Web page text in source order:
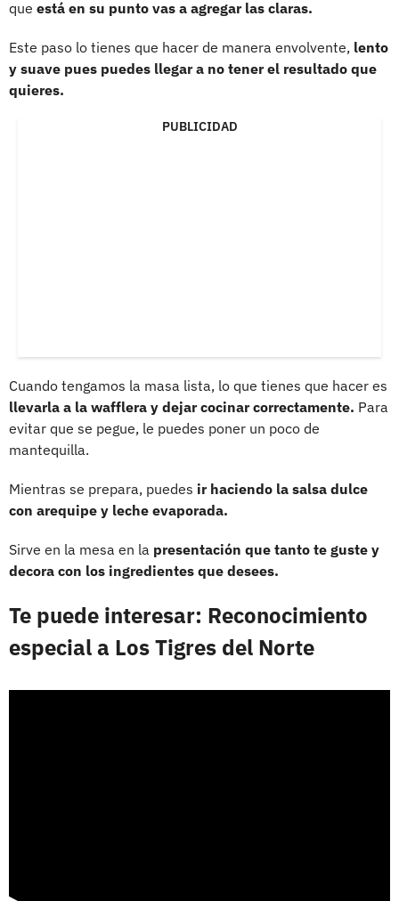
que está en su punto vas a agregar las claras.
Este paso lo tienes que hacer de manera envolvente, lento
y suave pues puedes llegar a no tener el resultado que
quieres.
PUBLICIDAD
Cuando tengamos la masa lista, lo que tienes que hacer es
llevarla a la wafflera y dejar cocinar correctamente. Para
evitar que se pegue, le puedes poner un poco de
mantequilla.
Mientras se prepara, puedes ir haciendo la salsa dulce
con arequipe y leche evaporada.
Sirve en la mesa en la presentación que tanto te guste y
decora con los ingredientes que desees.
Te puede interesar: Reconocimiento
especial a Los Tigres del Norte